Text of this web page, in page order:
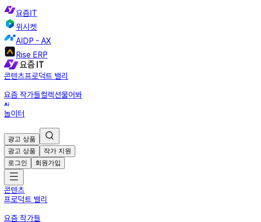
요즘IT
위시켓
AIDP - AX
Rise ERP
콘텐츠프로덕트 밸리
요즘 작가들컬렉션물어봐
놀이터
광고 상품
광고 상품
작가 지원
로그인
회원가입
콘텐츠
프로덕트 밸리
요즘 작가들